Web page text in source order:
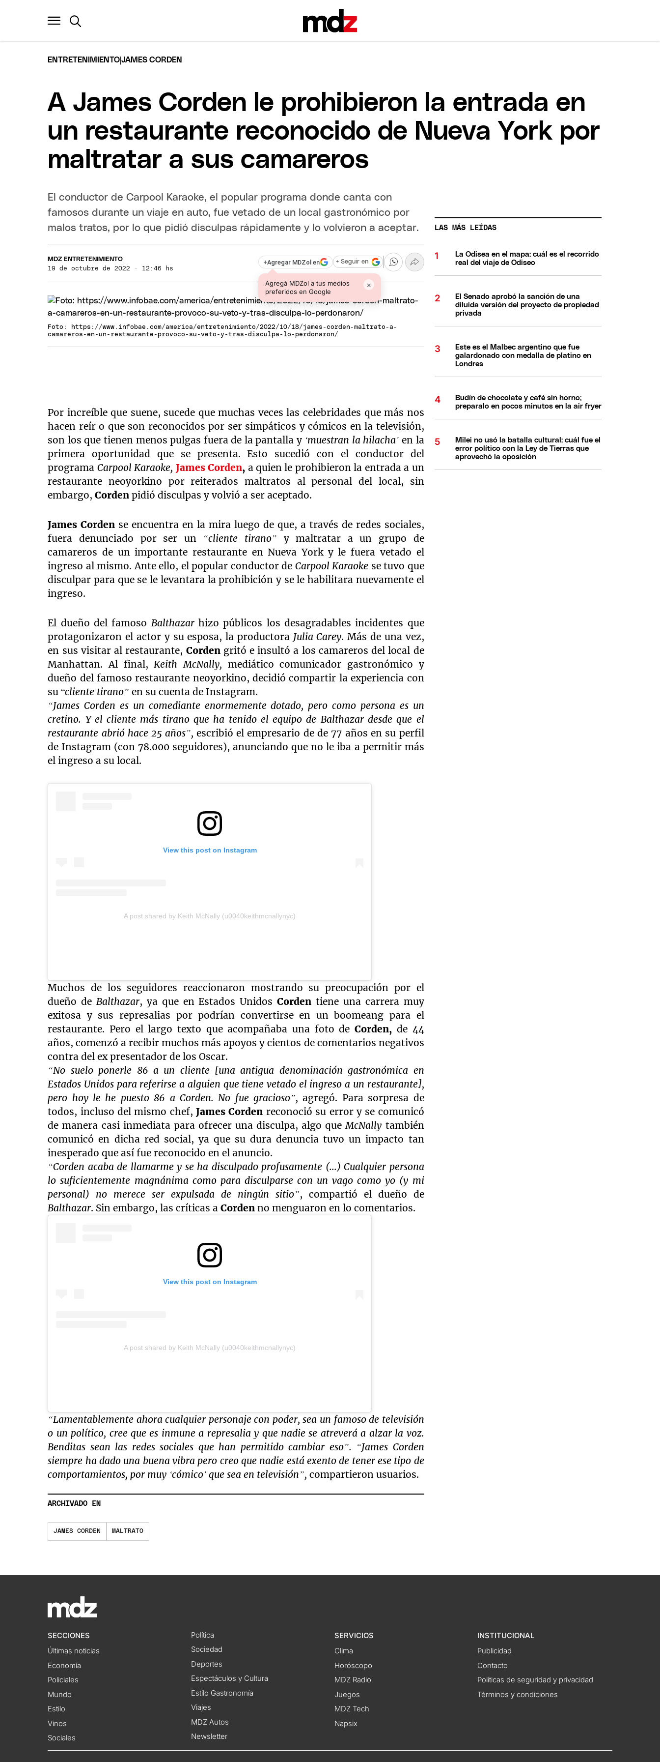
ENTRETENIMIENTO|JAMES CORDEN
A James Corden le prohibieron la entrada en
un restaurante reconocido de Nueva York por
maltratar a sus camareros
El conductor de Carpool Karaoke, el popular programa donde canta con
famosos durante un viaje en auto, fue vetado de un local gastronómico por
malos tratos, por lo que pidió disculpas rápidamente y lo volvieron a aceptar.
MDZ ENTRETENIMIENTO
19 de octubre de 2022 · 12:46 hs
+Agregar MDZol en
Agregá MDZol a tus medios
preferidos en Google
×
+ Seguir en
Foto: https://www.infobae.com/america/entretenimiento/2022/10/18/james-corden-maltrato-a-
camareros-en-un-restaurante-provoco-su-veto-y-tras-disculpa-lo-perdonaron/
Por increíble que suene, sucede que muchas veces las celebridades que más nos
hacen reír o que son reconocidos por ser simpáticos y cómicos en la televisión,
son los que tienen menos pulgas fuera de la pantalla y ‘muestran la hilacha’ en la
primera oportunidad que se presenta. Esto sucedió con el conductor del
programa Carpool Karaoke, James Corden, a quien le prohibieron la entrada a un
restaurante neoyorkino por reiterados maltratos al personal del local, sin
embargo,Cordenpidió disculpas y volvió a ser aceptado.
James Corden se encuentra en la mira luego de que, a través de redes sociales,
fuera denunciado por ser un
“cliente tirano” y maltratar a un grupo de
camareros de un importante restaurante en Nueva York y le fuera vetado el
ingreso al mismo. Ante ello, el popular conductor de Carpool Karaoke se tuvo que
disculpar para que se le levantara la prohibición y se le habilitara nuevamente el
ingreso.
El dueño del famoso Balthazarhizo públicos los desagradables incidentes que
protagonizaron el actor y su esposa, la productora Julia Carey. Más de una vez,
en sus visitar al restaurante, Corden gritó e insultó a los camareros del local de
Manhattan. Al final, Keith McNally, mediático comunicador gastronómico y
dueño del famoso restaurante neoyorkino, decidió compartir la experiencia con
su “cliente tirano” en su cuenta de Instagram.
“James Corden es un comediante enormemente dotado, pero como persona es un
cretino. Y el cliente más tirano que ha tenido el equipo de Balthazar desde que el
restaurante abrió hace 25 años”, escribió el empresario de de 77 años en su perfil
de Instagram (con 78.000 seguidores), anunciando que no le iba a permitir más
el ingreso a su local.
View this post on Instagram
A post shared by Keith McNally (u0040keithmcnallynyc)
Muchos de los seguidores reaccionaron mostrando su preocupación por el
dueño de Balthazar, ya que en Estados UnidosCorden tiene una carrera muy
exitosa y sus represalias por podrían convertirse en un boomeang para el
restaurante. Pero el largo texto que acompañaba una foto deCorden, de 44
años, comenzó a recibir muchos más apoyos y cientos de comentarios negativos
contra del ex presentador de los Oscar.
“No suelo ponerle 86 a un cliente [una antigua denominación gastronómica en
Estados Unidos para referirse a alguien que tiene vetado el ingreso a un restaurante],
pero hoy le he puesto 86 a Corden. No fue gracioso”, agregó. Para sorpresa de
todos, incluso del mismo chef,James Corden reconoció su error y se comunicó
de manera casi inmediata para ofrecer una disculpa, algo que McNally también
comunicó en dicha red social, ya que su dura denuncia tuvo un impacto tan
inesperado que así fue reconocido en el anuncio.
“Corden acaba de llamarme y se ha disculpado profusamente (...) Cualquier persona
lo suficientemente magnánima como para disculparse con un vago como yo (y mi
personal) no merece ser expulsada de ningún sitio”, compartió el dueño de
Balthazar. Sin embargo, las críticas aCordenno menguaron en lo comentarios.
View this post on Instagram
A post shared by Keith McNally (u0040keithmcnallynyc)
“Lamentablemente ahora cualquier personaje con poder, sea un famoso de televisión
o un político, cree que es inmune a represalia y que nadie se atreverá a alzar la voz.
Benditas sean las redes sociales que han permitido cambiar eso”. “James Corden
siempre ha dado una buena vibra pero creo que nadie está exento de tener ese tipo de
comportamientos, por muy ‘cómico’ que sea en televisión”, compartieron usuarios.
ARCHIVADO EN
JAMES CORDEN MALTRATO
LAS MÁS LEÍDAS
La Odisea en el mapa: cuál es el recorrido
real del viaje de Odiseo
El Senado aprobó la sanción de una
diluida versión del proyecto de propiedad
privada
Este es el Malbec argentino que fue
galardonado con medalla de platino en
Londres
Budín de chocolate y café sin horno;
preparalo en pocos minutos en la air fryer
Milei no usó la batalla cultural: cuál fue el
error político con la Ley de Tierras que
aprovechó la oposición
SECCIONES
Últimas noticias
Economía
Policiales
Mundo
Estilo
Vinos
Sociales
Política
Sociedad
Deportes
Espectáculos y Cultura
Estilo Gastronomía
Viajes
MDZ Autos
Newsletter
SERVICIOS
Clima
Horóscopo
MDZ Radio
Juegos
MDZ Tech
Napsix
INSTITUCIONAL
Publicidad
Contacto
Políticas de seguridad y privacidad
Términos y condiciones